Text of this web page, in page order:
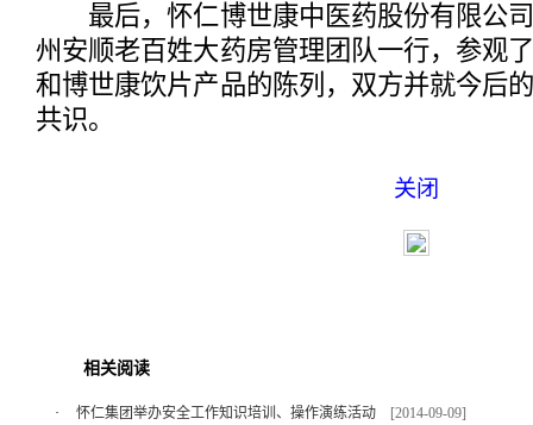
最后，怀仁博世康中医药股份有限公司
州安顺老百姓大药房管理团队一行，参观
和博世康饮片产品的陈列，双方并就今后
共识。
关闭
相关阅读
· 怀仁集团举办安全工作知识培训、操作演练活动
[2014-09-09]